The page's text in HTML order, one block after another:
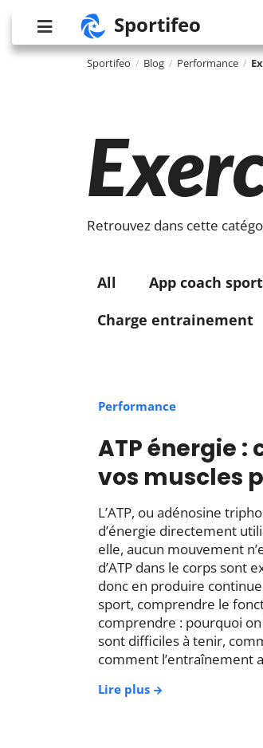
Sportifeo
Sportifeo / Blog / Performance /
Retrouvez dans cette
All App coach
Charge entrainement
Performance
ATP énergie
vos muscles
L’ATP, ou adénosine
d’énergie directement
elle, aucun mouvement
d’ATP dans le corps sont
donc en produire
sport, comprendre le
comprendre : pourquoi
sont difficiles à tenir,
comment l’entraînement
Lire plus